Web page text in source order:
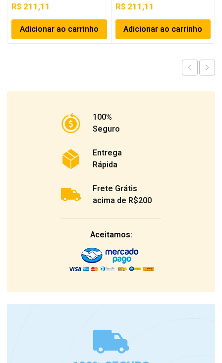
R$ 211,11
Adicionar ao carrinho
R$211,11
Adicionar ao carrinho
100%
Seguro
Entrega
Rápida
Frete Grátis
acima de R$200
Aceitamos: